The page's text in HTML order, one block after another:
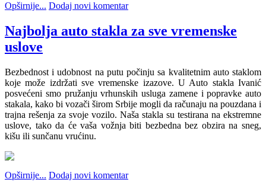
Opširnije... Dodaj novi komentar
Najbolja auto stakla za sve vremenske
uslove
Bezbednost i udobnost na putu počinju sa kvalitetnim auto staklom
koje može izdržati sve vremenske izazove. U Auto stakla Ivanić
posvećeni smo pružanju vrhunskih usluga zamene i popravke auto
stakala, kako bi vozači širom Srbije mogli da računaju na pouzdana i
trajna rešenja za svoje vozilo. Naša stakla su testirana na ekstremne
uslove, tako da će vaša vožnja biti bezbedna bez obzira na sneg,
kišu ili sunčanu vrućinu.
Opširnije... Dodaj novi komentar